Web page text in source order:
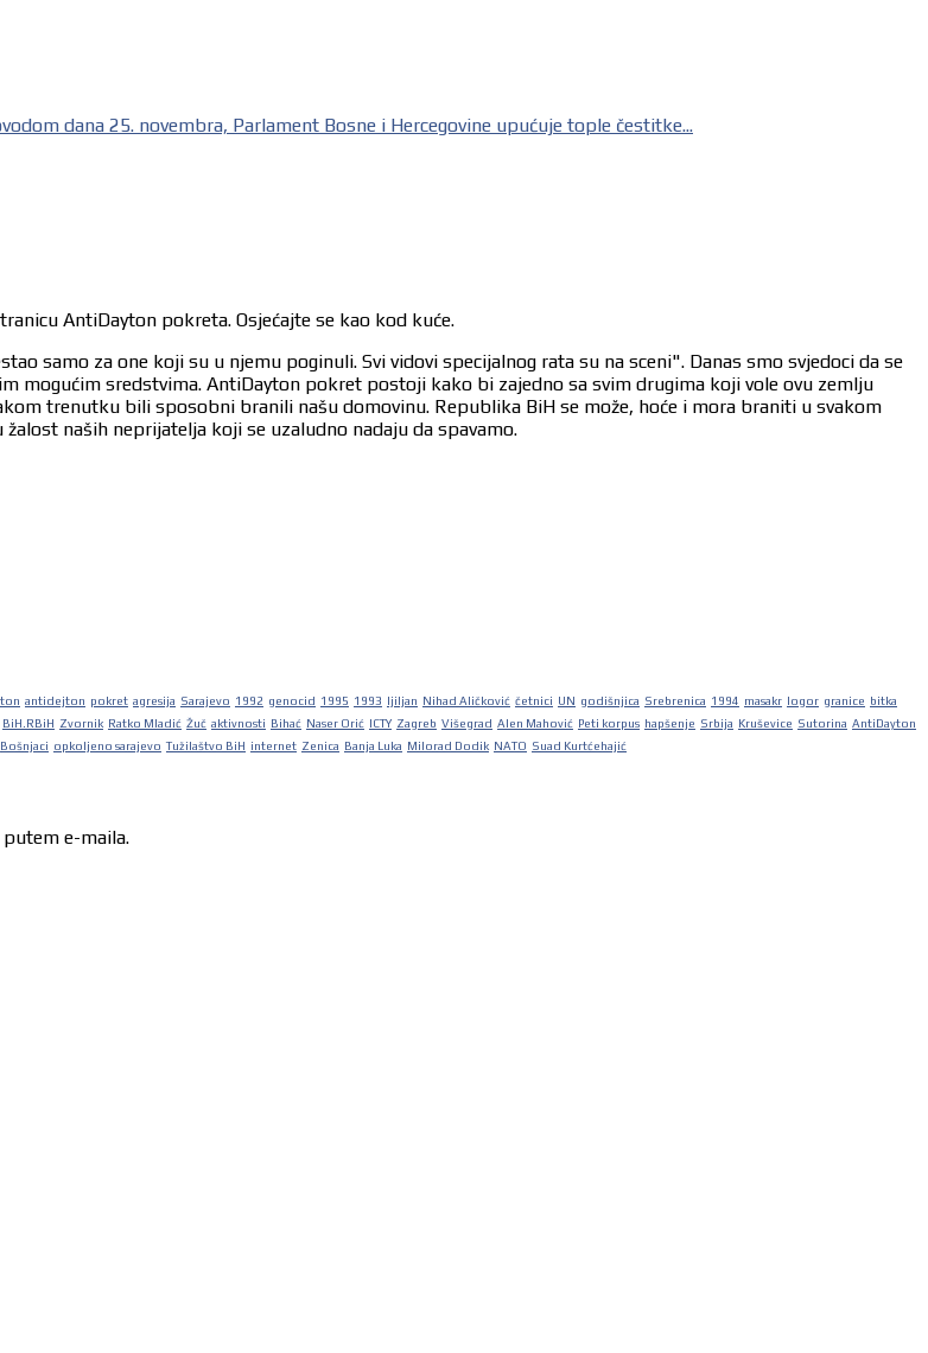
dana 25. novembra, Parlament Bosne i Hercegovine upućuje tople čestitke...
AntiDayton pokreta. Osjećajte se kao kod kuće.
samo za one koji su u njemu poginuli. Svi vidovi specijalnog rata su na sceni". Danas smo svjedoci da se
mogućim sredstvima. AntiDayton pokret postoji kako bi zajedno sa svim drugima koji vole ovu zemlju
trenutku bili sposobni branili našu domovinu. Republika BiH se može, hoće i mora braniti u svakom
naših neprijatelja koji se uzaludno nadaju da spavamo.
antidejton pokret agresija Sarajevo 1992 genocid 1995 1993 ljiljan Nihad Aličković četnici UN godišnjica Srebrenica 1994 masakr logor granice bitka
BiH.RBiH Zvornik Ratko Mladić Žuč aktivnosti Bihać Naser Orić ICTY Zagreb Višegrad Alen Mahović Peti korpus hapšenje Srbija Kruševice Sutorina AntiDayton
Bošnjaci opkoljeno sarajevo Tužilaštvo BiH internet Zenica Banja Luka Milorad Dodik NATO Suad Kurtćehajić
e-maila.